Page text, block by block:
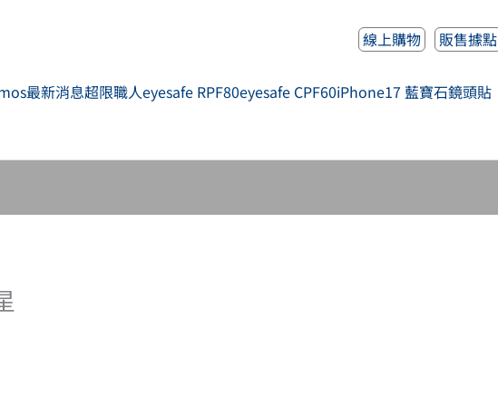
線上購物 販售據點
最新消息超限職人eyesafe RPF80eyesafe CPF60iPhone17 藍寶石鏡頭貼